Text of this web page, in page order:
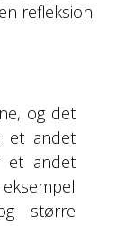
refleksion
og det
et andet
et andet
større